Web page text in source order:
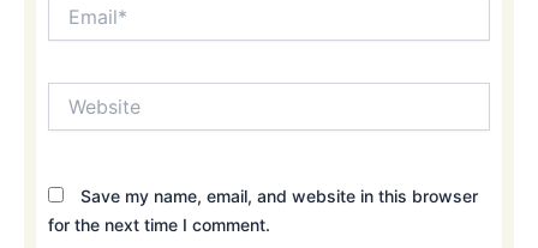
Save my name, email, and website in this browser
for the next time I comment.